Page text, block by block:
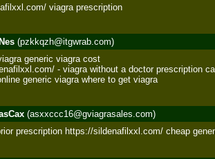
viagra prescription
(pzkkqzh@itgwrab.com)
generic viagra cost
- viagra without a doctor prescription
generic viagra where to get viagra
(asxxccc16@gviagrasales.com)
prescription https://sildenafilxxl.com/ cheap